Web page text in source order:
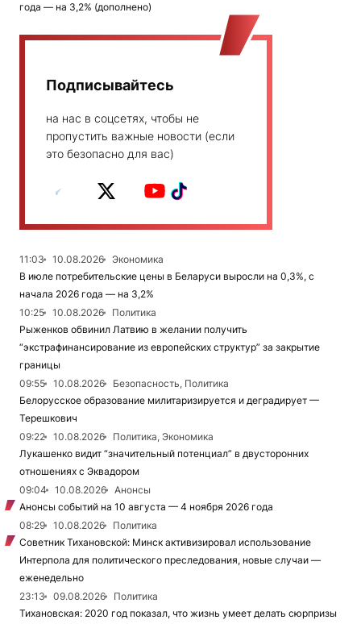
года — на 3,2% (дополнено)
Подписывайтесь
на нас в соцсетях, чтобы не
пропустить важные новости (если
это безопасно для вас)
11:03 10.08.2026
Экономика
В июле потребительские цены в Беларуси выросли на 0,3%, с
начала 2026 года — на 3,2%
10:25
10.08.2026
Политика
Рыженков обвинил Латвию в желании получить
“экстрафинансирование из европейских структур” за закрытие
границы
09:55
10.08.2026
Безопасность, Политика
Белорусское образование милитаризируется и деградирует —
Терешкович
09:22
10.08.2026
Политика, Экономика
Лукашенко видит “значительный потенциал” в двусторонних
отношениях с Эквадором
09:04
10.08.2026
Анонсы
Анонсы событий на 10 августа — 4 ноября 2026 года
08:29
10.08.2026
Политика
Советник Тихановской: Минск активизировал использование
Интерпола для политического преследования, новые случаи —
еженедельно
23:13
09.08.2026
Политика
Тихановская: 2020 год показал, что жизнь умеет делать сюрпризы